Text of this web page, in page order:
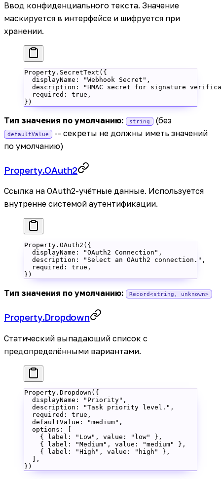
Ввод конфиденциального текста. Значение
маскируется в интерфейсе и шифруется при
хранении.
Property. SecretText ({
  displayName:
"Webhook Secret" ,
  description:
"HMAC secret for signature
  required:
true ,
})
Тип значения по умолчанию: string (без
defaultValue
-- секреты не должны иметь значений
по умолчанию)
Property.OAuth2
Ссылка на OAuth2-учётные данные. Используется
внутренне системой аутентификации.
Property. OAuth2 ({
  displayName:
"OAuth2 Connection" ,
  description:
"Select an OAuth2 connection." ,
  required:
true ,
})
Тип значения по умолчанию: Record<string, unknown>
Property.Dropdown
Статический выпадающий список с
предопределёнными вариантами.
Property. Dropdown ({
  displayName:
"Priority" ,
  description:
"Task priority level." ,
  required:
true ,
  defaultValue:
"medium" ,
  options: [
    { label:
"Low" , value: "low"
},
    { label:
"Medium" , value: "medium"
},
    { label:
"High" , value: "high"
},
  ],
})